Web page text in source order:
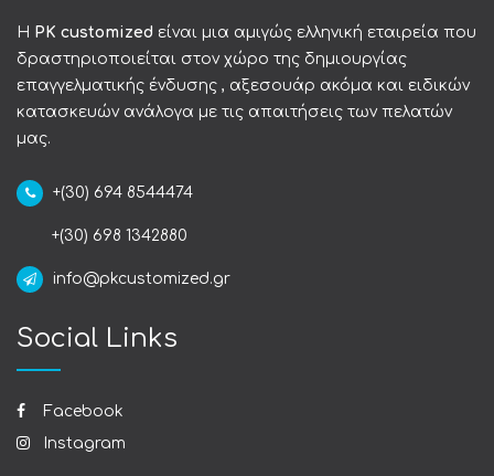
Η PK customized είναι μια αμιγώς ελληνική εταιρεία που
δραστηριοποιείται στον χώρο της δημιουργίας
επαγγελματικής ένδυσης , αξεσουάρ ακόμα και ειδικών
κατασκευών ανάλογα με τις απαιτήσεις των πελατών
μας.
+(30) 694 8544474
+(30) 698 1342880
info@pkcustomized.gr
Social Links
Facebook
Instagram